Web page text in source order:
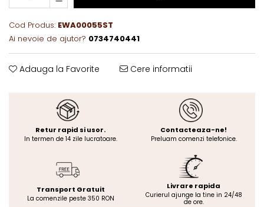
Cod Produs: EWA00055ST
Ai nevoie de ajutor? 0734740441
Adauga la Favorite Cere informatii
Retur rapid si usor.
In termen de 14 zile lucratoare.
Contacteaza-ne!
Preluam comenzi telefonice.
Transport Gratuit
La comenzile peste 350 RON
Livrare rapida
Curierul ajunge la tine in 24/48
de ore.